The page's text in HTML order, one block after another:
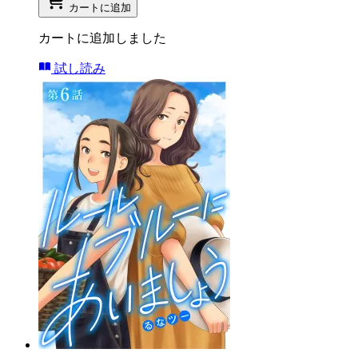
カートに追加
カートに追加しました
試し読み